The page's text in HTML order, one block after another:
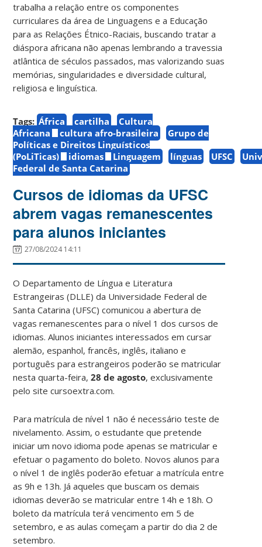
trabalha a relação entre os componentes
curriculares da área de Linguagens e a Educação
para as Relações Étnico-Raciais, buscando tratar a
diáspora africana não apenas lembrando a travessia
atlântica de séculos passados, mas valorizando suas
memórias, singularidades e diversidade cultural,
religiosa e linguística.
Tags: África cartilha
Cultura
Africana
cultura afro-brasileira
Grupo de
Políticas e Direitos Linguísticos
(PoLiTicas)
idiomas Linguagem línguas UFSC
Federal de Santa Catarina
Cursos de idiomas da UFSC
abrem vagas remanescentes
para alunos iniciantes
27/08/2024 14:11
O Departamento de Língua e Literatura
Estrangeiras (DLLE) da Universidade Federal de
Santa Catarina (UFSC) comunicou a abertura de
vagas remanescentes para o nível 1 dos cursos de
idiomas. Alunos iniciantes interessados em cursar
alemão, espanhol, francês, inglês, italiano e
português para estrangeiros poderão se matricular
nesta quarta-feira,28 de agosto, exclusivamente
pelo site cursoextra.com.
Para matrícula de nível 1 não é necessário teste de
nivelamento. Assim, o estudante que pretende
iniciar um novo idioma pode apenas se matricular e
efetuar o pagamento do boleto. Novos alunos para
o nível 1 de inglês poderão efetuar a matrícula entre
as 9h e 13h. Já aqueles que buscam os demais
idiomas deverão se matricular entre 14h e 18h. O
boleto da matrícula terá vencimento em 5 de
setembro, e as aulas começam a partir do dia 2 de
setembro.